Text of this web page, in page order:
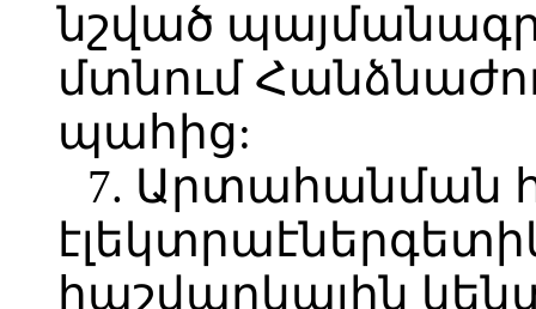
նշված
մտնում
պահից:
7. Արտահանման
հաշվարկային